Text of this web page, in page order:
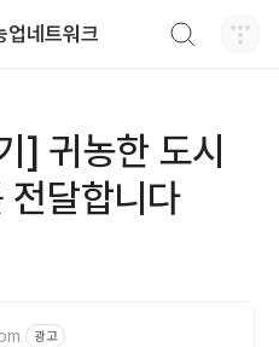
업네트워크
] 귀농한 도시
전달합니다
광고